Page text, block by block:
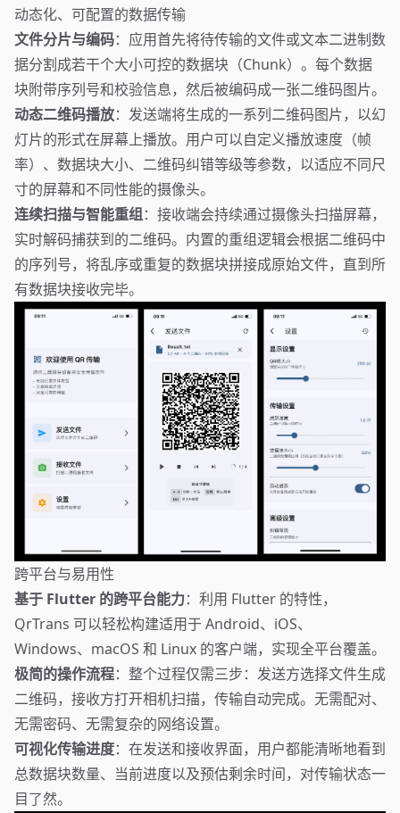
动态化、可配置的数据传输
文件分片与编码：应用首先将待传输的文件或文本二进制数
据分割成若干个大小可控的数据块（Chunk）。每个数据
块附带序列号和校验信息，然后被编码成一张二维码图片。
动态二维码播放：发送端将生成的一系列二维码图片，以幻
灯片的形式在屏幕上播放。用户可以自定义播放速度（帧
率）、数据块大小、二维码纠错等级等参数，以适应不同尺
寸的屏幕和不同性能的摄像头。
连续扫描与智能重组：接收端会持续通过摄像头扫描屏幕，
实时解码捕获到的二维码。内置的重组逻辑会根据二维码中
的序列号，将乱序或重复的数据块拼接成原始文件，直到所
有数据块接收完毕。
跨平台与易用性
基于 Flutter 的跨平台能力：利用 Flutter 的特性，
QrTrans 可以轻松构建适用于 Android、iOS、
Windows、macOS 和 Linux 的客户端，实现全平台覆盖。
极简的操作流程：整个过程仅需三步：发送方选择文件生成
二维码，接收方打开相机扫描，传输自动完成。无需配对、
无需密码、无需复杂的网络设置。
可视化传输进度：在发送和接收界面，用户都能清晰地看到
总数据块数量、当前进度以及预估剩余时间，对传输状态一
目了然。